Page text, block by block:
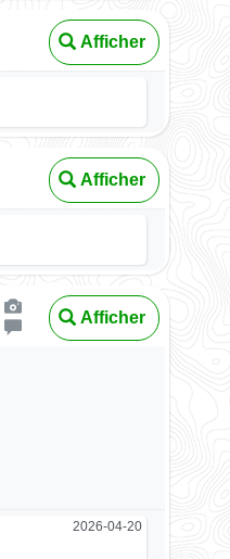
Afficher
Afficher
Afficher
2026-04-20